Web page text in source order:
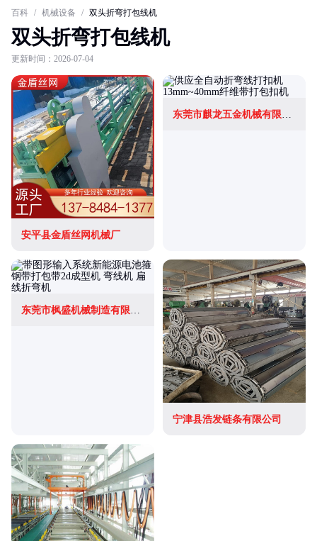
百科 / 机械设备 / 双头折弯打包线机
双头折弯打包线机
更新时间：2026-07-04
安平县金盾丝网机械厂
东莞市麒龙五金机械有限公司
东莞市枫盛机械制造有限公司
宁津县浩发链条有限公司